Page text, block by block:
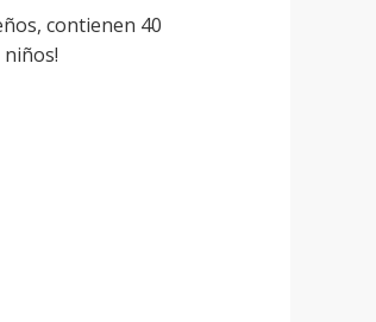
contienen 40
niños!